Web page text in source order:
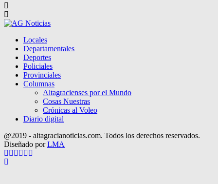
Locales
Departamentales
Deportes
Policiales
Provinciales
Columnas
Altagracienses por el Mundo
Cosas Nuestras
Crónicas al Voleo
Diario digital
@2019 - altagracianoticias.com. Todos los derechos reservados.
Diseñado porLMA
Facebook
Twitter
Instagram
Pinterest
Google